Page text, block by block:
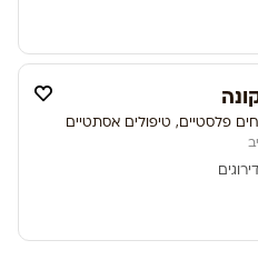
פלסטיים, טיפולים אסתטיים